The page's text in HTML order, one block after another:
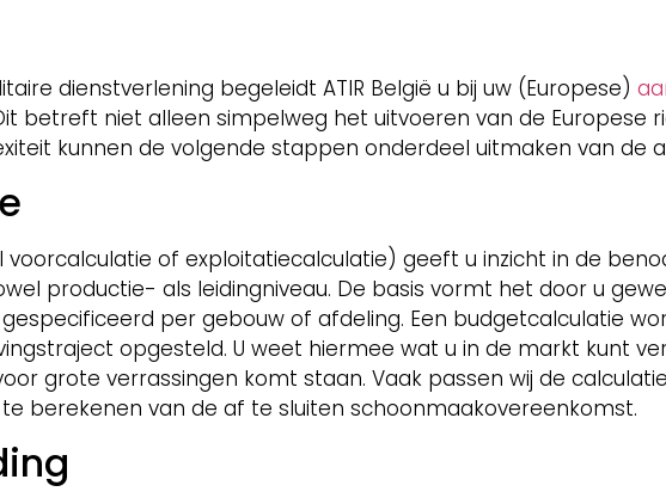
dienstverlening begeleidt ATIR België u bij uw (Europese)
betreft niet alleen simpelweg het uitvoeren van de Europese
kunnen de volgende stappen onderdeel uitmaken van de
voorcalculatie of exploitatiecalculatie) geeft u inzicht in de
productie- als leidingniveau. De basis vormt het door u
per gebouw of afdeling. Een budgetcalculatie
opgesteld. U weet hiermee wat u in de markt kunt
grote verrassingen komt staan. Vaak passen wij de
berekenen van de af te sluiten schoonmaakovereenkomst.